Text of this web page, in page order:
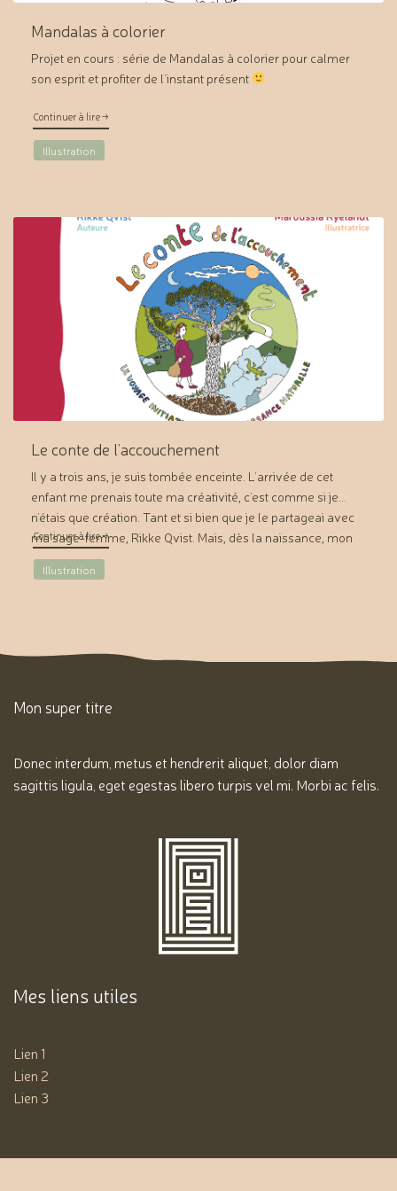
Mandalas à colorier
Projet en cours : série de Mandalas à colorier pour calmer
son esprit et profiter de l’instant présent
Continuer à lire"Mandalas à colorier"
→
Illustration
Le conte de l’accouchement
Il y a trois ans, je suis tombée enceinte. L’arrivée de cet
enfant me prenais toute ma créativité, c’est comme si je
n’étais que création. Tant et si bien que je le partageai avec
ma sage-femme, Rikke Qvist. Mais, dès la naissance, mon
feutre se mit à s’agiter et à remplir les pages d’un petit […]
Continuer à lire"Le conte de l’accouchement"
→
Illustration
Mon super titre
Donec interdum, metus et hendrerit aliquet, dolor diam
sagittis ligula, eget egestas libero turpis vel mi. Morbi ac felis.
Mes liens utiles
Lien 1
Lien 2
Lien 3